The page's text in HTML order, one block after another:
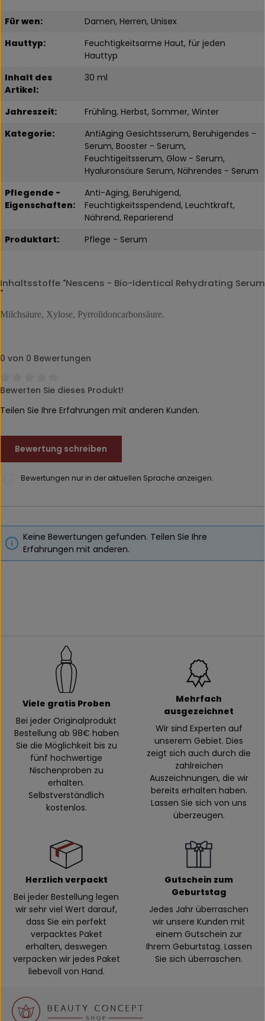
Für wen:
Damen, Herren, Unisex
Hauttyp:
Feuchtigkeitsarme Haut, für jeden
Hauttyp
Inhalt des
Artikel:
30 ml
Jahreszeit:
Frühling, Herbst, Sommer, Winter
Kategorie:
AntiAging Gesichtsserum, Beruhigendes -
Serum, Booster - Serum,
Feuchtigeitsserum, Glow - Serum,
Hyaluronsäure Serum, Nährendes - Serum
Pflegende -
Eigenschaften:
Anti-Aging, Beruhigend,
Feuchtigkeitsspendend, Leuchtkraft,
Nährend, Reparierend
Produktart:
Pflege - Serum
Inhaltsstoffe "Nescens - Bio-Identical Rehydrating Serum
"
Milchsäure, Xylose, Pyrrolidoncarbonsäure.
0 von 0 Bewertungen
Durchschnittliche Bewertung von 0 von 5 Sternen
Bewerten Sie dieses Produkt!
Teilen Sie Ihre Erfahrungen mit anderen Kunden.
Bewertung schreiben
Bewertungen nur in der aktuellen Sprache anzeigen.
Keine Bewertungen gefunden. Teilen Sie Ihre
Erfahrungen mit anderen.
Viele gratis Proben
Bei jeder Originalprodukt
Bestellung ab 98€ haben
Sie die Möglichkeit bis zu
fünf hochwertige
Nischenproben zu
erhalten.
Selbstverständlich
kostenlos.
Mehrfach
ausgezeichnet
Wir sind Experten auf
unserem Gebiet. Dies
zeigt sich auch durch die
zahlreichen
Auszeichnungen, die wir
bereits erhalten haben.
Lassen Sie sich von uns
überzeugen.
Herzlich verpackt
Bei jeder Bestellung legen
wir sehr viel Wert darauf,
dass Sie ein perfekt
verpacktes Paket
erhalten, deswegen
verpacken wir jedes Paket
liebevoll von Hand.
Gutschein zum
Geburtstag
Jedes Jahr überraschen
wir unsere Kunden mit
einem Gutschein zur
Ihrem Geburtstag. Lassen
Sie sich überraschen.